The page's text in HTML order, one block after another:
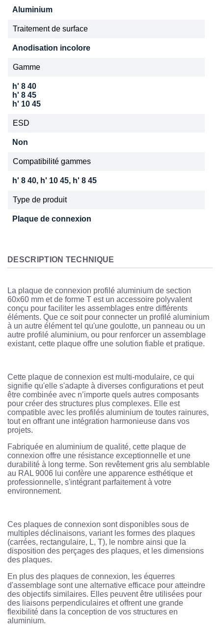
Aluminium
Traitement de surface
Anodisation incolore
Gamme
h' 8 40
h' 8 45
h' 10 45
ESD
Non
Compatibilité gammes
h' 8 40, h' 10 45, h' 8 45
Type de produit
Plaque de connexion
DESCRIPTION TECHNIQUE
La plaque de connexion profilé aluminium de section
60x60 mm et de forme T est un accessoire polyvalent
conçu pour faciliter les assemblages entre différents
éléments. Que ce soit pour connecter un profilé aluminium
à un autre élément tel qu'une goulotte, un panneau ou un
autre profilé aluminium, ou pour renforcer un assemblage
existant, cette plaque offre une solution fiable et pratique.
Cette plaque de connexion est multi-modulaire, ce qui
signifie qu'elle s'adapte à diverses configurations et peut
être combinée avec n’importe quels autres composants
pour créer des structures plus complexes. Elle est
compatible avec les profilés aluminium de toutes rainures,
tout en offrant une intégration harmonieuse dans vos
projets.
Fabriquée en aluminium de qualité, cette plaque de
connexion offre une résistance exceptionnelle et une
durabilité à long terme. Son revêtement gris alu semblable
au RAL 9006 lui confère une apparence esthétique et
professionnelle, s'intégrant parfaitement à votre
environnement.
Ces plaques de connexion sont disponibles sous de
multiples déclinaisons, variant les formes des plaques
(carrées, rectangulaire, L, T), le nombre ainsi que la
disposition des perçages des plaques, et les dimensions
des plaques.
En plus des plaques de connexion, les équerres
d'assemblage sont une alternative efficace pour atteindre
des objectifs similaires. Elles peuvent être utilisées pour
des liaisons perpendiculaires et offrent une grande
flexibilité dans la conception de vos structures en
aluminium.